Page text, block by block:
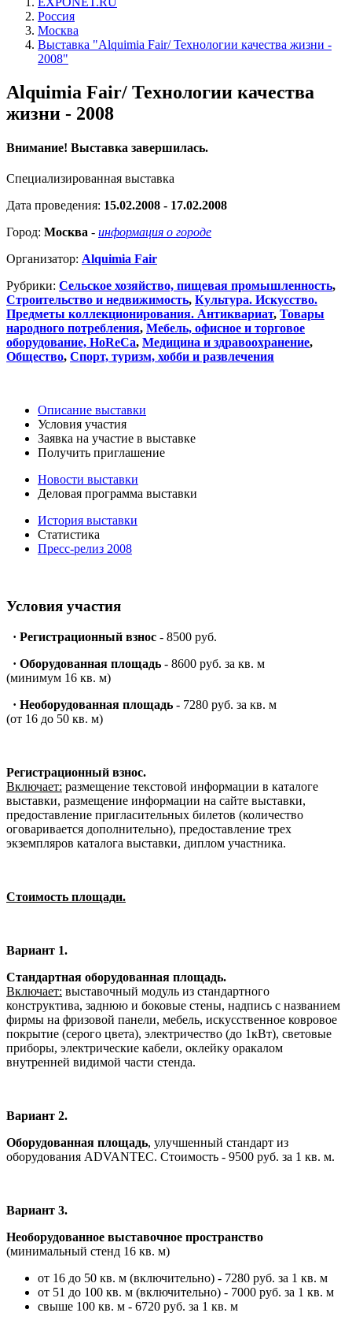
Россия
Москва
Выставка "Alquimia Fair/ Технологии качества жизни -
2008"
Alquimia Fair/ Технологии качества
жизни - 2008
Внимание! Выставка завершилась.
Специализированная выставка
Дата проведения: 15.02.2008 - 17.02.2008
Город: Москва - информация о городе
Организатор: Alquimia Fair
Рубрики: Сельское хозяйство, пищевая промышленность,
Строительство и недвижимость, Культура. Искусство.
Предметы коллекционирования. Антиквариат, Товары
народного потребления, Мебель, офисное и торговое
оборудование, HoReCa, Медицина и здравоохранение,
Общество, Спорт, туризм, хобби и развлечения
Описание выставки
Условия участия
Заявка на участие в выставке
Получить приглашение
Новости выставки
Деловая программа выставки
История выставки
Статистика
Пресс-релиз 2008
Условия участия
· Регистрационный взнос - 8500 руб.
· Оборудованная площадь - 8600 руб. за кв. м
(минимум 16 кв. м)
· Необорудованная площадь - 7280 руб. за кв. м
(от 16 до 50 кв. м)
Регистрационный взнос.
Включает: размещение текстовой информации в каталоге
выставки, размещение информации на сайте выставки,
предоставление пригласительных билетов (количество
оговаривается дополнительно), предоставление трех
экземпляров каталога выставки, диплом участника.
Стоимость площади.
Вариант 1.
Стандартная оборудованная площадь.
Включает: выставочный модуль из стандартного
конструктива, заднюю и боковые стены, надпись с названием
фирмы на фризовой панели, мебель, искусственное ковровое
покрытие (серого цвета), электричество (до 1кВт), световые
приборы, электрические кабели, оклейку оракалом
внутренней видимой части стенда.
Вариант 2.
Оборудованная площадь, улучшенный стандарт из
оборудования ADVANTEC. Стоимость - 9500 руб. за 1 кв. м.
Вариант 3.
Необорудованное выставочное пространство
(минимальный стенд 16 кв. м)
от 16 до 50 кв. м (включительно) - 7280 руб. за 1 кв. м
от 51 до 100 кв. м (включительно) - 7000 руб. за 1 кв. м
свыше 100 кв. м - 6720 руб. за 1 кв. м